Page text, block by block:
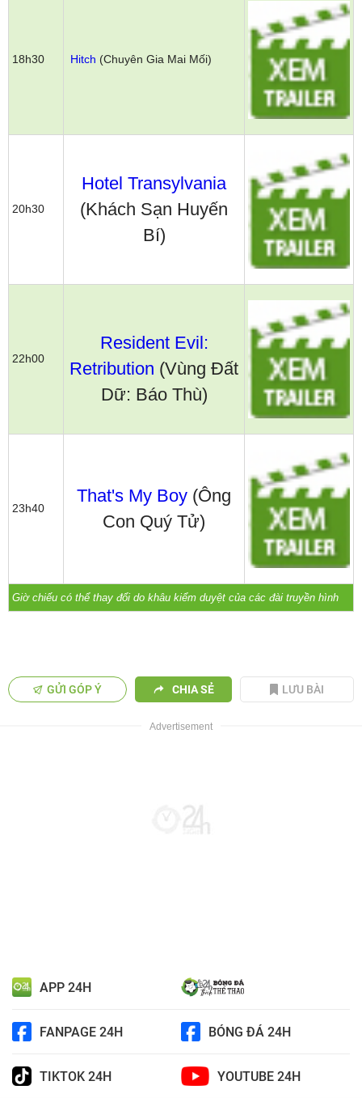
18h30 Hitch (Chuyên Gia Mai Mối)
20h30
Hotel Transylvania
(Khách Sạn Huyến
Bí)
22h00
Resident Evil:
Retribution (Vùng Đất
Dữ: Báo Thù)
23h40
That's My Boy (Ông
Con Quý Tử)
Giờ chiếu có thể thay đổi do khâu kiểm duyệt của các đài truyền hình
GỬI GÓP Ý CHIA SẺ LƯU BÀI
APP 24H
FANPAGE 24H BÓNG ĐÁ 24H
TIKTOK 24H YOUTUBE 24H